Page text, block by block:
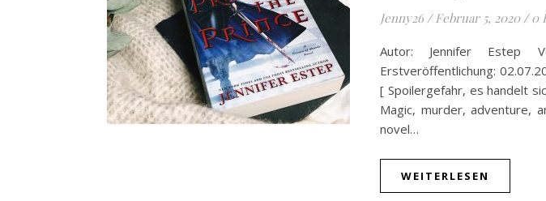
Jenny26 / Februar 5, 2020 / 0
Autor: Jennifer Estep
Erstveröffentlichung:
[ Spoilergefahr, es handelt
Magic, murder, adventure,
novel…
WEITERLESEN